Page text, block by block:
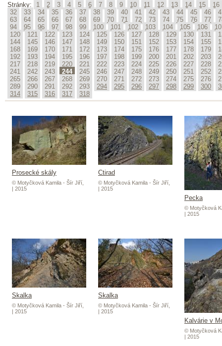
Stránky: 1 2 3 4 5 6 7 8 9 10 11 12 13 14 15
16
32
33 34 35 36 37 38 39 40 41 42 43 44 45 46
63
64 65 66 67 68 69 70 71 72 73 74 75 76 77
94
95 96 97 98 99 100 101 102 103 104 105 106
120
121 122 123 124 125 126 127 128 129 130 131
144
145 146 147 148 149 150 151 152 153 154 155
168
169 170 171 172 173 174 175 176 177 178 179
192
193 194 195 196 197 198 199 200 201 202 203
217
218 219 220 221 222 223 224 225 226 227 228
241
242 243 244 245 246 247 248 249 250 251 252
265
266 267 268 269 270 271 272 273 274 275 276
289
290 291 292 293 294 295 296 297 298 299 300
314
315 316 317 318
Prosecké skály
© Motyčková Kamila - Šír Jiří,
| 2015
Ctirad
© Motyčková Kamila - Šír Jiří,
| 2015
Pecka
© Motyčková
| 2015
Skalka
© Motyčková Kamila - Šír Jiří,
| 2015
Skalka
© Motyčková Kamila - Šír Jiří,
| 2015
Kalvárie v
© Motyčková
| 2015